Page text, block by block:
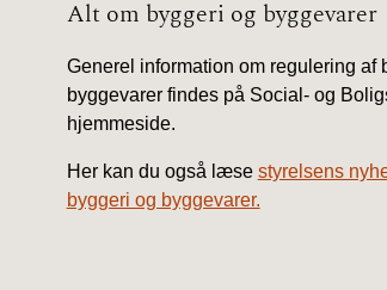
Alt om byggeri og byggevarer
Generel information om regulering af
byggevarer findes på Social- og
hjemmeside.
Her kan du også læse styrelsens
byggeri og byggevarer.